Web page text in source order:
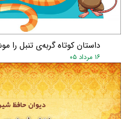
داستان کوتاه گربه‌ی تنبل
۱۶ مرداد ۰۵